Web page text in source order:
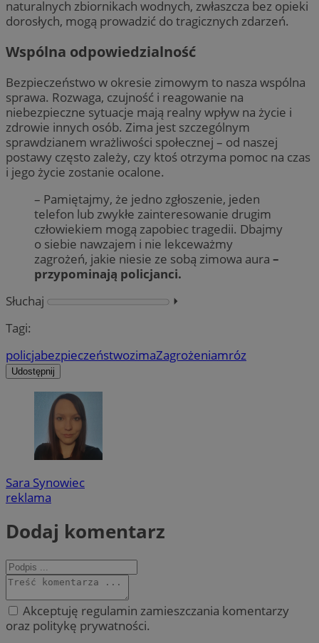
naturalnych zbiornikach wodnych, zwłaszcza bez opieki
dorosłych, mogą prowadzić do tragicznych zdarzeń.
Wspólna odpowiedzialność
Bezpieczeństwo w okresie zimowym to nasza wspólna
sprawa. Rozwaga, czujność i reagowanie na
niebezpieczne sytuacje mają realny wpływ na życie i
zdrowie innych osób. Zima jest szczególnym
sprawdzianem wrażliwości społecznej – od naszej
postawy często zależy, czy ktoś otrzyma pomoc na czas
i jego życie zostanie ocalone.
– Pamiętajmy, że jedno zgłoszenie, jeden
telefon lub zwykłe zainteresowanie drugim
człowiekiem mogą zapobiec tragedii. Dbajmy
o siebie nawzajem i nie lekceważmy
zagrożeń, jakie niesie ze sobą zimowa aura –
przypominają policjanci.
Słuchaj
⏵︎
Tagi:
policjabezpieczeństwozimaZagrożeniamróz
Udostępnij
Sara Synowiec
reklama
Dodaj komentarz
Akceptuję regulamin zamieszczania komentarzy
oraz politykę prywatności.